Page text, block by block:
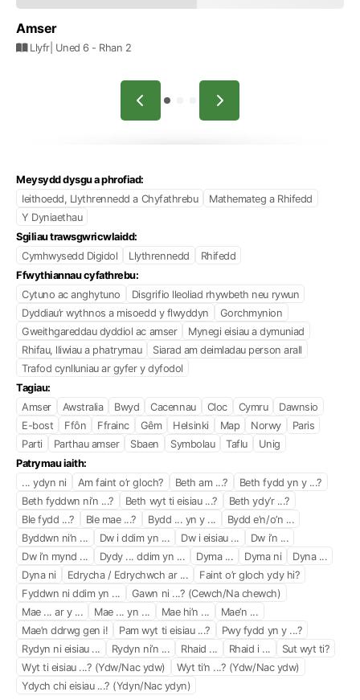
Amser
Llyfr| Uned 6 - Rhan 2
Meysydd dysgu a phrofiad:
Ieithoedd, Llythrennedd a Chyfathrebu
Mathemateg a Rhifedd
Y Dyniaethau
Sgiliau trawsgwricwlaidd:
Cymhwysedd Digidol
Llythrennedd
Rhifedd
Ffwythiannau cyfathrebu:
Cytuno ac anghytuno
Disgrifio lleoliad rhywbeth neu rywun
Dyddiau’r wythnos a misoedd y flwyddyn
Gorchmynion
Gweithgareddau dyddiol ac amser
Mynegi eisiau a dymuniad
Rhifau, lliwiau a phatrymau
Siarad am deimladau person arall
Trafod cynlluniau ar gyfer y dyfodol
Tagiau:
Amser
Awstralia Bwyd Cacennau Cloc Cymru
Dawnsio
E-bost
Ffôn Ffrainc Gêm Helsinki Map Norwy
Paris
Parti
Parthau amser Sbaen Symbolau Taflu
Unig
Patrymau iaith:
... ydyn ni
Am faint o’r gloch? Beth am ...?
Beth fydd yn y ...?
Beth fyddwn ni’n ...?
Beth wyt ti eisiau ...?
Beth ydy’r ...?
Ble fydd ...?
Ble mae ...? Bydd ... yn y ...
Bydd e’n/o’n ...
Byddwn ni’n ...
Dw i ddim yn ... Dw i eisiau ...
Dw i’n ...
Dw i’n mynd ...
Dydy ... ddim yn ... Dyma ... Dyma ni
Dyna ...
Dyna ni
Edrycha / Edrychwch ar ...
Faint o’r gloch ydy hi?
Fyddwn ni ddim yn ...
Gawn ni ...? (Cewch/Na chewch)
Mae ... ar y ...
Mae ... yn ... Mae hi’n ...
Mae’n ...
Mae’n ddrwg gen i!
Pam wyt ti eisiau ...?
Pwy fydd yn y ...?
Rydyn ni eisiau ...
Rydyn ni’n ... Rhaid ... Rhaid i ...
Sut wyt ti?
Wyt ti eisiau ...? (Ydw/Nac ydw)
Wyt ti’n ...? (Ydw/Nac ydw)
Ydych chi eisiau ...? (Ydyn/Nac ydyn)